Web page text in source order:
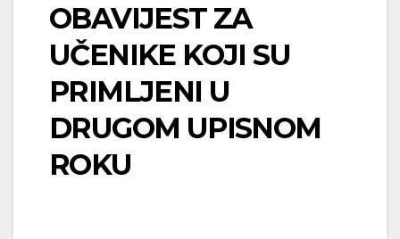
OBAVIJEST ZA
UČENIKE KOJI SU
PRIMLJENI U
DRUGOM UPISNOM
ROKU